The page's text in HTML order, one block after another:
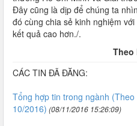
Đây cũng là dịp để chúng ta
đó cùng chia sẻ kinh nghiệm
kết quả cao hơn./.
Theo
CÁC TIN ĐÃ ĐĂNG:
Tổng hợp tin trong ngành
10/2016) (08/11/2016 15:26:09)